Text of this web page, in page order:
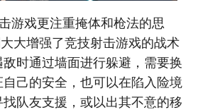
游戏更注重掩体和枪法的思
大增强了竞技射击游戏的战术
时通过墙面进行躲避，需要换
己的安全，也可以在陷入险境
队友支援，或以出其不意的移